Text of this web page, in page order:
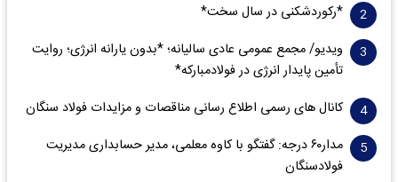
*رکوردشکنی در سال سخت*
ویدیو/ مجمع عمومی عادی سالیانه؛ *بدون یارانه انرژی؛ روایت
تأمین پایدار انرژی در فولادمبارکه*
کانال های رسمی اطلاع رسانی مناقصات و مزایدات فولاد سنگان
مدار‌۶٠ درجه: گفتگو با کاوه معلمی، مدیر حسابداری مدیریت
فولادسنگان